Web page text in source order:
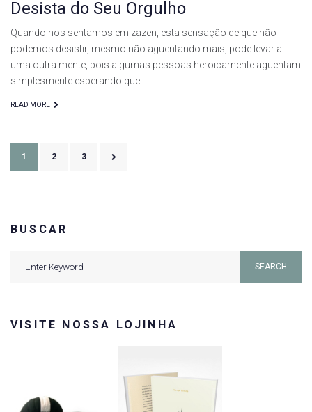
Desista do Seu Orgulho
Quando nos sentamos em zazen, esta sensação de que não
podemos desistir, mesmo não aguentando mais, pode levar a
uma outra mente, pois algumas pessoas heroicamente aguentam
simplesmente esperando que…
READ MORE
Paginação
de
1 2 3
BUSCAR
SEARCH
VISITE NOSSA LOJINHA